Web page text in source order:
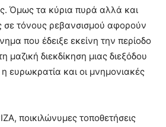
Όμως τα κύρια πυρά αλλά και
σε τόνους ρεβανσισμού αφορούν
που έδειξε εκείνη την περίοδο
μαζική διεκδίκηση μιας διεξόδου
ευρωκρατία και οι μνημονιακές
ποικιλώνυμες τοποθετήσεις